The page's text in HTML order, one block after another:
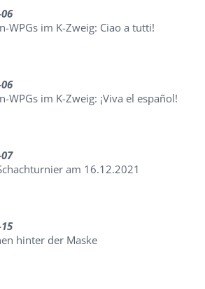
WPGs im K-Zweig: Ciao a tutti!
WPGs im K-Zweig: ¡Viva el español!
am 16.12.2021
hinter der Maske